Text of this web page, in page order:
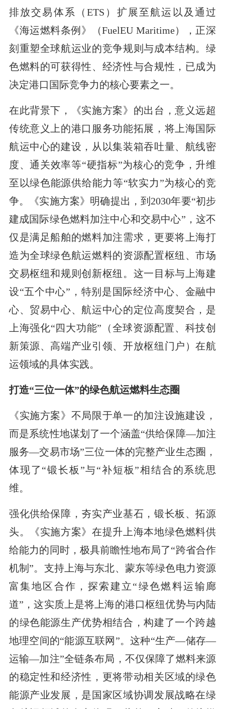
排放交易体系（ETS）扩展至航运以及通过
《海运燃料条例》（FuelEU Maritime），正深
刻重塑全球航运业的竞争规则与成本结构。绿
色燃料的可获得性、经济性与合规性，已成为
决定港口国际竞争力的核心要素之一。
在此背景下，《实施方案》的出台，意义远超
传统意义上的港口服务功能拓展，将上海国际
航运中心的建设，从以集装箱吞吐量、航线密
度、通关效率等“硬指标”为核心的竞争，升维
至以绿色能源供给能力等“软实力”为核心的竞
争。《实施方案》明确提出，到2030年要“初步
建成国际绿色燃料加注中心和交易中心”，这不
仅是满足船舶的燃料加注需求，更要将上海打
造为全球绿色航运燃料的资源配置枢纽、市场
交易枢纽和规则创新枢纽。这一目标与上海建
设“五个中心”，特别是国际经济中心、金融中
心、贸易中心、航运中心的定位高度契合，是
上海强化“四大功能”（全球资源配置、科技创
新策源、高端产业引领、开放枢纽门户）在航
运领域的具体实践。
打造“三位一体”的绿色航运燃料生态圈
《实施方案》不局限于单一的加注设施建设，
而是系统性地谋划了一个涵盖“供给保障—加注
服务—交易市场”三位一体的完整产业生态圈，
体现了“锻长板”与“补短板”相结合的系统思
维。
强化供给保障，夯实产业基石，锻长板、拓源
头。《实施方案》在提升上海本地绿色燃料供
给能力的同时，极具前瞻性地布局了“跨省合作
机制”。支持上海与东北、蒙东等绿色电力资源
富集地区合作，探索建立“绿色燃料运输廊
道”，这实质上是将上海的港口枢纽优势与内陆
的绿色能源生产优势相结合，构建了一个跨越
地理空间的“能源互联网”。这种“生产—储存—
运输—加注”全链条布局，不仅保障了燃料来源
的稳定性和经济性，更将带动相关区域的绿色
能源产业发展，是国家区域协调发展战略在绿